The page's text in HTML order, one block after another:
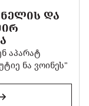
ᲓᲐ
აპარატ
ნა ვოინეს"